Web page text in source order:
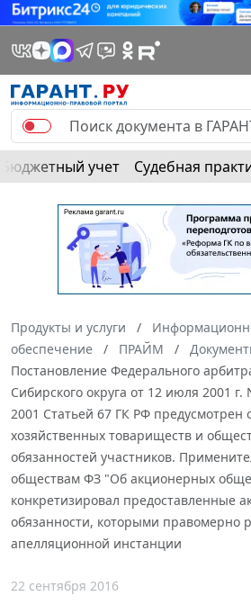
Бюджетный учет Судебная
Продукты и услуги
обеспечение
ПРАЙМ
Постановление Федерального
Сибирского округа от 12 июля 2001
2001 Статьей 67 ГК РФ предусмотрен
хозяйственных товариществ и
обязанностей участников.
обществам ФЗ "Об акционерных
конкретизировал предоставленные
обязанности, которыми правомерно
апелляционной инстанции
22 сентября 2016